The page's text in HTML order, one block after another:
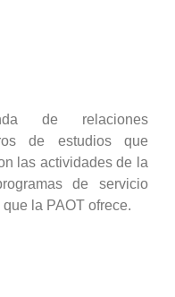
de relaciones
de estudios que
las actividades de la
de servicio
la PAOT ofrece.